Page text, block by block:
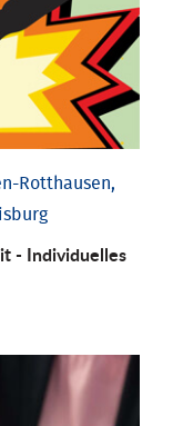
Rotthausen,
- Individu­elles